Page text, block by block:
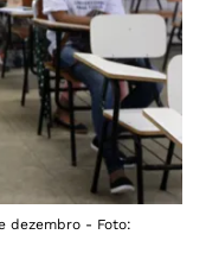
dezembro - Foto: